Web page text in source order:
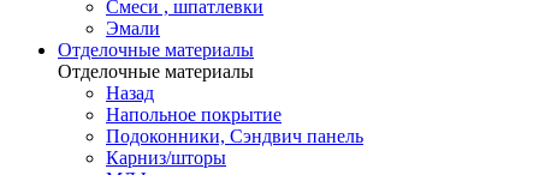
Смеси , шпатлевки
Эмали
Отделочные материалы
Отделочные материалы
Назад
Напольное покрытие
Подоконники, Сэндвич панель
Карниз/шторы